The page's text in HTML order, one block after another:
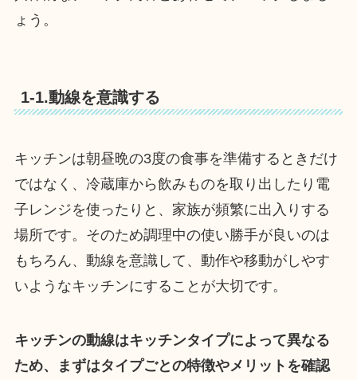
ょう。
1-1.動線を意識する
キッチンは朝昼晩の3度の食事を準備するときだけ
ではなく、冷蔵庫から飲みものを取り出したり電
子レンジを使ったりと、家族が頻繁に出入りする
場所です。そのため調理中の使い勝手が良いのは
もちろん、動線を意識して、動作や移動がしやす
いようなキッチンにすることが大切です。
キッチンの動線はキッチンタイプによって異なる
ため、まずはタイプごとの特徴やメリットを確認